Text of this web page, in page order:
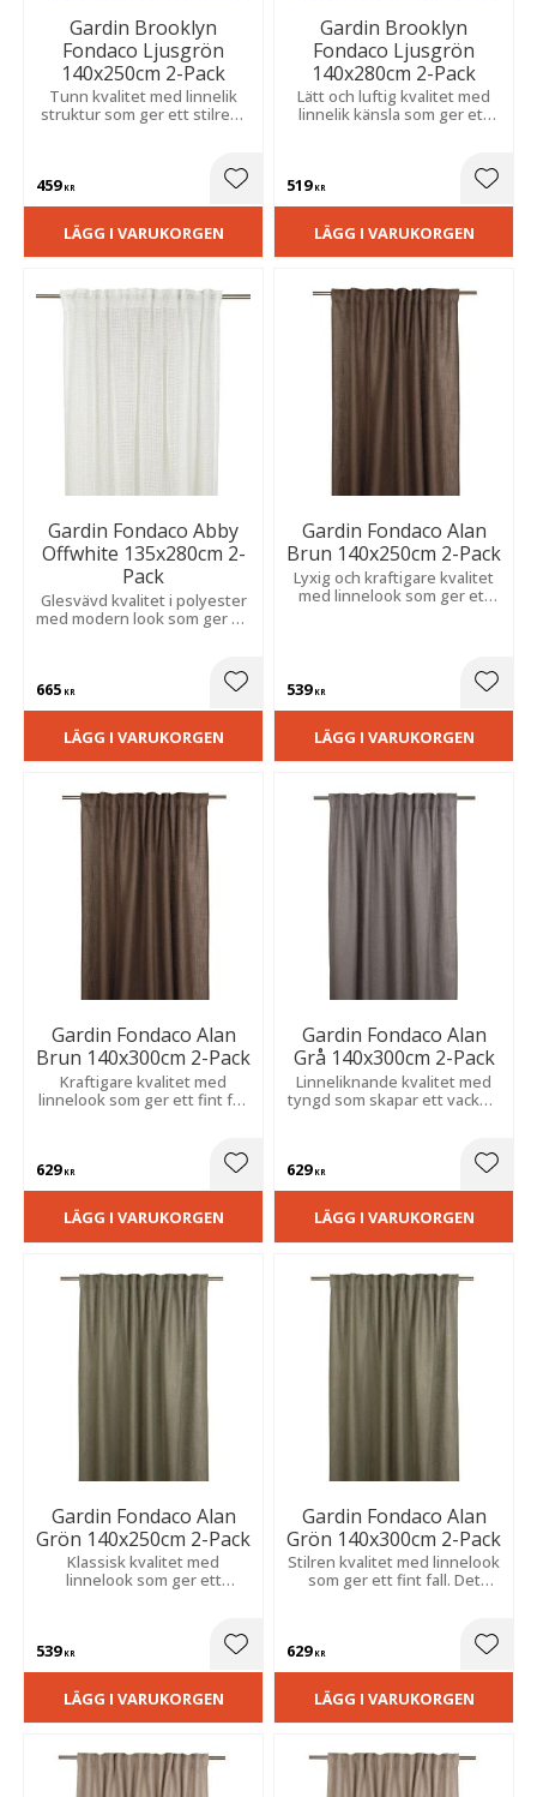
Gardin Brooklyn
Fondaco Ljusgrön
140x250cm 2-Pack
Tunn kvalitet med linnelik
struktur som ger ett stilrent
459KR Lägg till i favoriter
LÄGG I VARUKORGEN
Gardin Brooklyn
Fondaco Ljusgrön
140x280cm 2-Pack
Lätt och luftig kvalitet med
linnelik känsla som ger ett
skapar en mjuk och ombonad
519KR
LÄGG I VARUKORGEN
Gardin Fondaco Abby
Offwhite 135x280cm 2-
Pack
Glesvävd kvalitet i polyester
med modern look som ger en
665 KR Lägg till i favoriter
LÄGG I VARUKORGEN
Gardin Fondaco Alan
Brun 140x250cm 2-Pack
Lyxig och kraftigare kvalitet
med linnelook som ger ett
539KR
LÄGG I VARUKORGEN
Gardin Fondaco Alan
Brun 140x300cm 2-Pack
Kraftigare kvalitet med
linnelook som ger ett fint fall
629KR Lägg till i favoriter
LÄGG I VARUKORGEN
Gardin Fondaco Alan
Grå 140x300cm 2-Pack
Linneliknande kvalitet med
tyngd som skapar ett vackert
629KR
LÄGG I VARUKORGEN
Gardin Fondaco Alan
Grön 140x250cm 2-Pack
Klassisk kvalitet med
linnelook som ger ett
och stämningsfull känsla.
539KR Lägg till i favoriter
LÄGG I VARUKORGEN
Gardin Fondaco Alan
Grön 140x300cm 2-Pack
Stilren kvalitet med linnelook
som ger ett fint fall. Det
629KR
LÄGG I VARUKORGEN